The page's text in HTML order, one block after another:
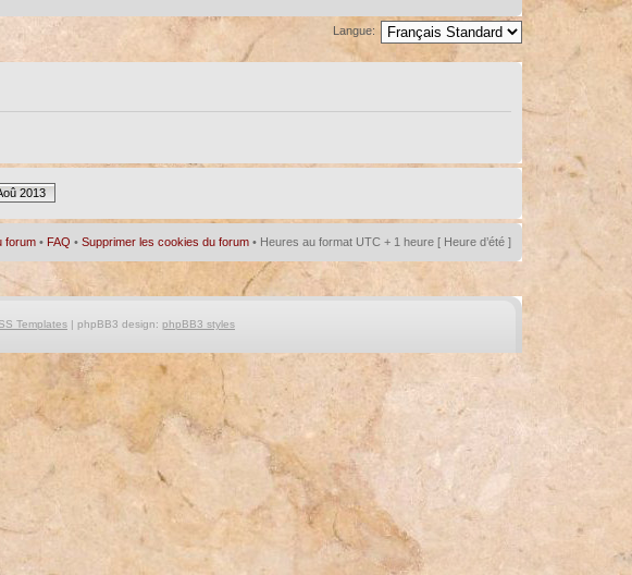
Langue:
2013
forum • FAQ •Supprimer les cookies du forum • Heures au format UTC + 1 heure [ Heure d’été ]
Templates| phpBB3 design: phpBB3 styles